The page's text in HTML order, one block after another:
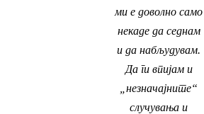
ми е доволно само
некаде да седнам
и да набљудувам.
Да ги впијам и
„незначајните“
случувања и